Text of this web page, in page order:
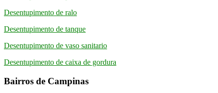
Desentupimento de ralo
Desentupimento de tanque
Desentupimento de vaso sanitario
Desentupimento de caixa de gordura
Bairros de Campinas